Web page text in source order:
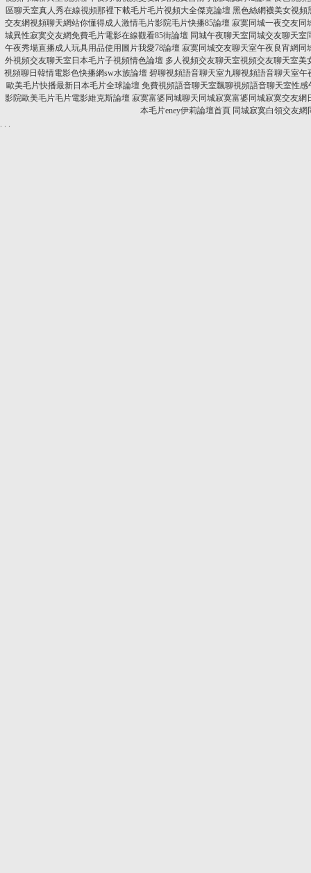
區聊天室真人秀在線視頻那裡下載毛片毛片視頻大全傑克論壇 黑色絲網襪美女視頻
交友網視頻聊天網站你懂得成人激情毛片影院毛片快播85論壇 寂寞同城一夜交友同
城異性寂寞交友網免費毛片電影在線觀看85街論壇 同城午夜聊天室同城交友聊天
午夜秀場直播成人玩具用品使用圖片我愛78論壇 寂寞同城交友聊天室午夜良宵網
外視頻交友聊天室日本毛片子視頻情色論壇 多人視頻交友聊天室視頻交友聊天室
視頻聊日韓情電影色快播網sw水族論壇 碧聊視頻語音聊天室九聊視頻語音聊天室
歐美毛片快播最新日本毛片全球論壇 免費視頻語音聊天室飄聊視頻語音聊天室性
影院歐美毛片毛片電影維克斯論壇 寂寞富婆同城聊天同城寂寞富婆同城寂寞交友
本毛片eney伊莉論壇首頁 同城寂寞白領交友
. . .